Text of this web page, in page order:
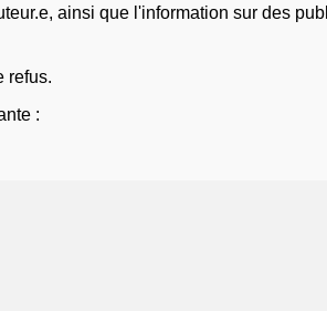
ainsi que l'information sur des
refus.
: